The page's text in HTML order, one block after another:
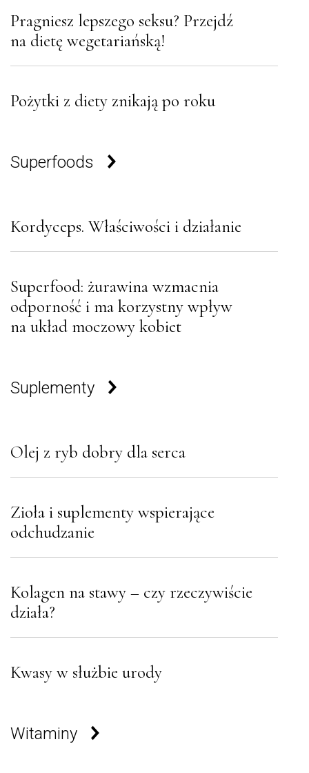
Pragniesz lepszego seksu? Przejdź
na dietę wegetariańską!
Pożytki z diety znikają po roku
Superfoods
Kordyceps. Właściwości i działanie
Superfood: żurawina wzmacnia
odporność i ma korzystny wpływ
na układ moczowy kobiet
Suplementy
Olej z ryb dobry dla serca
Zioła i suplementy wspierające
odchudzanie
Kolagen na stawy – czy rzeczywiście
działa?
Kwasy w służbie urody
Witaminy